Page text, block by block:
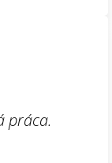
práca.